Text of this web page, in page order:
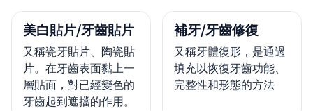
美白貼片/牙齒貼片
又稱瓷牙貼片、陶瓷貼
片。在牙齒表面黏上一
層貼面，對已經變色的
牙齒起到遮擋的作用。
補牙/牙齒修復
又稱牙體復形，是通過
填充以恢復牙齒功能、
完整性和形態的方法